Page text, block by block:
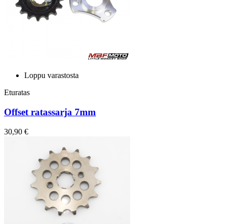
Loppu varastosta
Eturatas
Offset ratassarja 7mm
30,90 €